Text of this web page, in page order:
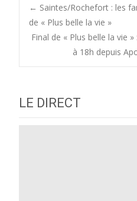
Post
← Saintes/Rochefort : les
de « Plus belle la vie »
Final de « Plus belle la vie
à 18h depuis
LE DIRECT